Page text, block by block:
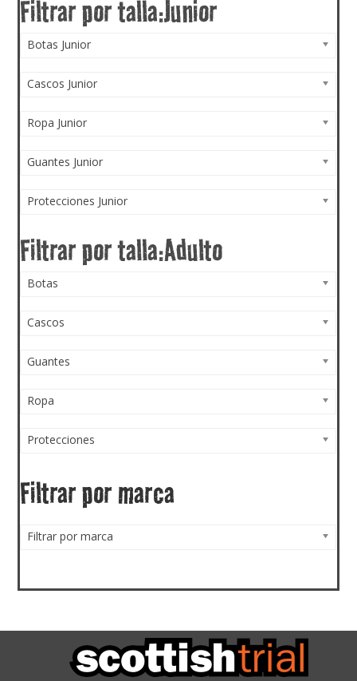
Botas Junior
Cascos Junior
Ropa Junior
Guantes Junior
Protecciones Junior
Botas
Cascos
Guantes
Ropa
Protecciones
Filtrar por marca
Filtrar por marca